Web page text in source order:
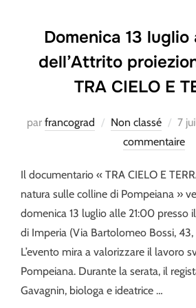
Domenica 13 luglio
dell’Attrito
TRA CIELO E
par francograd Non classé
le
7
commentaire
Il documentario « TRA CIELO E
natura sulle colline di Pompeiana »
domenica 13 luglio alle 21:00 presso
di Imperia (Via Bartolomeo Bossi,
L’evento mira a valorizzare il lavoro
Pompeiana. Durante la serata, il
Gavagnin, biologa e ideatrice …